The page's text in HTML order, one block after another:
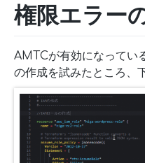
権限エラー
AMTCが有効になってい
の作成を試みたところ、